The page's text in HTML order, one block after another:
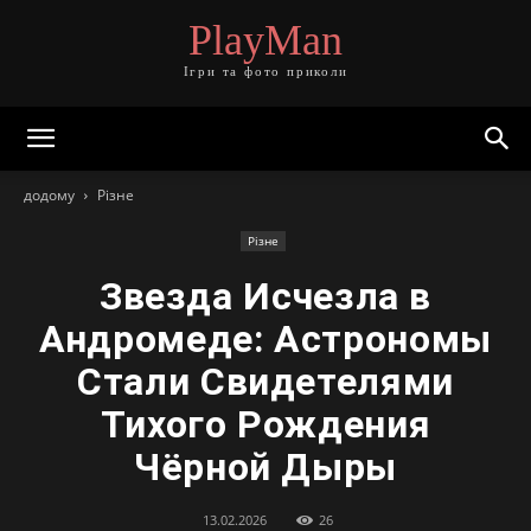
PlayMan
Ігри та фото приколи
додому Різне
Різне
Звезда Исчезла в
Андромеде: Астрономы
Стали Свидетелями
Тихого Рождения
Чёрной Дыры
13.02.2026 26